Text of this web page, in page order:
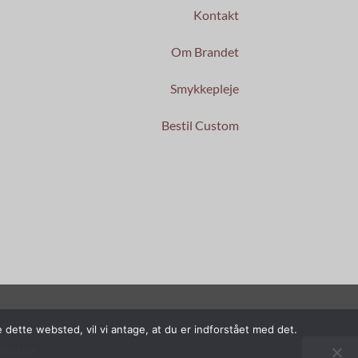
Kontakt
Om Brandet
Smykkepleje
Bestil Custom
websted, vil vi antage, at du er indforstået med det.